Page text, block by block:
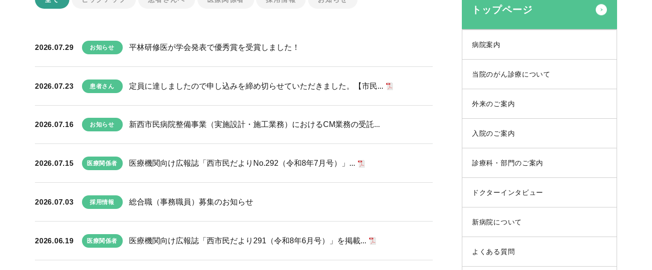
2026.07.29 お知らせ 平林研修医が学会発表で優秀賞を受賞しました！
2026.07.23 患者さん 定員に達しましたので申し込みを締め切らせていただきました。【市民...
2026.07.16 お知らせ 新西市民病院整備事業（実施設計・施工業務）におけるCM業務の受託...
2026.07.15 医療関係者 医療機関向け広報誌「西市民だよりNo.292（令和8年7月号）」...
2026.07.03 採用情報 総合職（事務職員）募集のお知らせ
2026.06.19 医療関係者 医療機関向け広報誌「西市民だより291（令和8年6月号）」を掲載...
トップページ
病院案内
当院のがん診療について
外来のご案内
入院のご案内
診療科・部門のご案内
ドクターインタビュー
新病院について
よくある質問